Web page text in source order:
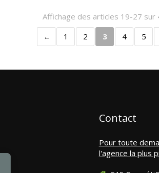
Affichage des articles 19-27 sur
1
2 3 4 5
Contact
Pour toute
l'agence la plus